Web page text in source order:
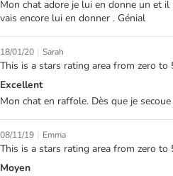
Mon chat adore je lui en donne un et
vais encore lui en donner . Génial
18/01/20 | Sarah
This is a stars rating area from zero to
Excellent
Mon chat en raffole. Dès que je
08/11/19 | Emma
This is a stars rating area from zero to
Moyen